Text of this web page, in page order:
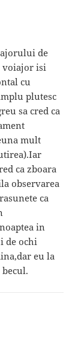
de
voiajor isi
cu
plutesc
sa cred ca
mult
ca zboara
observarea
ca
in
de ochi
eu la